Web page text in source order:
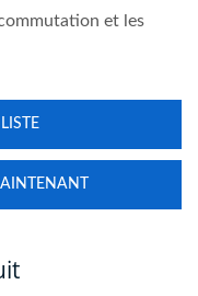
et les